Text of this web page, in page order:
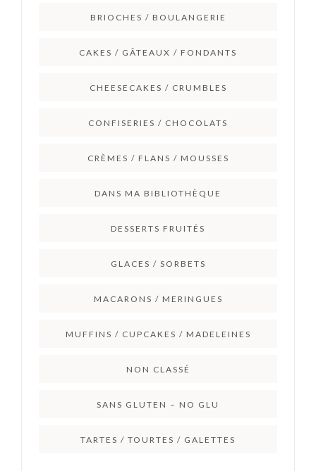
BRIOCHES / BOULANGERIE
CAKES / GÂTEAUX / FONDANTS
CHEESECAKES / CRUMBLES
CONFISERIES / CHOCOLATS
CRÈMES / FLANS / MOUSSES
DANS MA BIBLIOTHÈQUE
DESSERTS FRUITÉS
GLACES / SORBETS
MACARONS / MERINGUES
MUFFINS / CUPCAKES / MADELEINES
NON CLASSÉ
SANS GLUTEN – NO GLU
TARTES / TOURTES / GALETTES